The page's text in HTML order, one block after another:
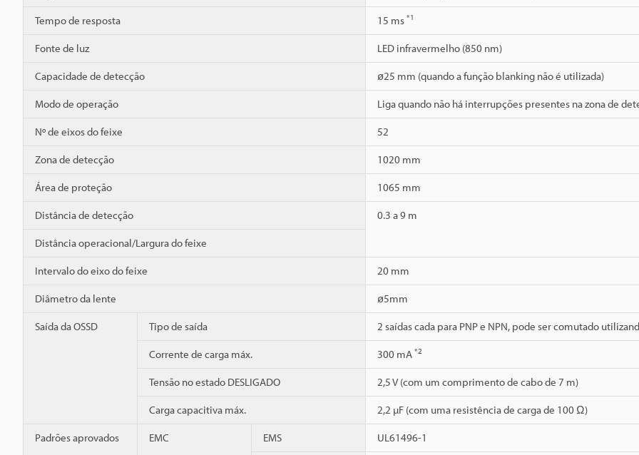
Tempo de resposta 15 ms *1
Fonte de luz LED infravermelho (850 nm)
Capacidade de detecção ø25 mm (quando a função blanking não é utilizada)
Modo de operação Liga quando não há interrupções presentes na zona de
Nº de eixos do feixe 52
Zona de detecção 1020 mm
Área de proteção 1065 mm
Distância de detecção 0.3 a 9 m
Distância operacional/Largura do feixe
Intervalo do eixo do feixe 20 mm
Diâmetro da lente ø5mm
Saída da OSSD Tipo de saída 2 saídas cada para PNP e NPN, pode ser comutado
Corrente de carga máx. 300 mA *2
Tensão no estado DESLIGADO 2,5 V (com um comprimento de cabo de 7 m)
Carga capacitiva máx. 2,2 µF (com uma resistência de carga de 100 Ω)
Padrões aprovados EMC EMS UL61496-1